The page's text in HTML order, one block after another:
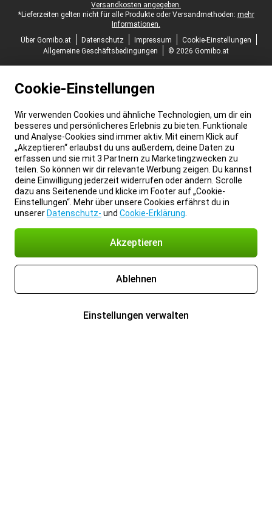
Versandkosten angegeben.
*Lieferzeiten gelten nicht für alle Produkte oder Versandmethoden: mehr
Informationen.
Über Gomibo.at
Datenschutz Impressum
Cookie-Einstellungen
Allgemeine Geschäftsbedingungen
© 2026 Gomibo.at
Cookie-Einstellungen
Wir verwenden Cookies und ähnliche Technologien, um dir ein
besseres und persönlicheres Erlebnis zu bieten. Funktionale
und Analyse-Cookies sind immer aktiv. Mit einem Klick auf
„Akzeptieren“ erlaubst du uns außerdem, deine Daten zu
erfassen und sie mit 3 Partnern zu Marketingzwecken zu
teilen. So können wir dir relevante Werbung zeigen. Du kannst
deine Einwilligung jederzeit widerrufen oder ändern. Scrolle
dazu ans Seitenende und klicke im Footer auf „Cookie-
Einstellungen“. Mehr über unsere Cookies erfährst du in
unserer Datenschutz- und Cookie-Erklärung
Akzeptieren
Ablehnen
Einstellungen verwalten